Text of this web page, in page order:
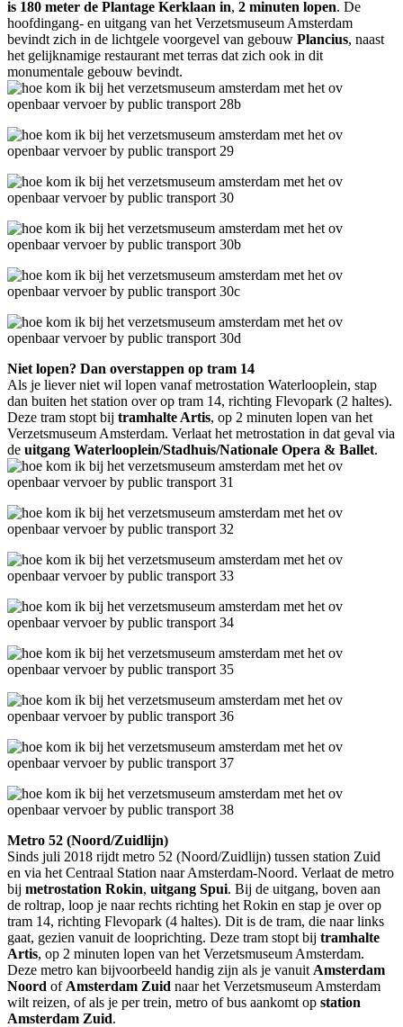
is 180 meter de Plantage Kerklaan in, 2 minuten lopen. De
hoofdingang- en uitgang van het Verzetsmuseum Amsterdam
bevindt zich in de lichtgele voorgevel van gebouw Plancius, naast
het gelijknamige restaurant met terras dat zich ook in dit
monumentale gebouw bevindt.
Niet lopen? Dan overstappen op tram 14
Als je liever niet wil lopen vanaf metrostation Waterlooplein, stap
dan buiten het station over op tram 14, richting Flevopark (2 haltes).
Deze tram stopt bij tramhalte Artis, op 2 minuten lopen van het
Verzetsmuseum Amsterdam. Verlaat het metrostation in dat geval via
de uitgang Waterlooplein/Stadhuis/Nationale Opera & Ballet.
Metro 52 (Noord/Zuidlijn)
Sinds juli 2018 rijdt metro 52 (Noord/Zuidlijn) tussen station Zuid
en via het Centraal Station naar Amsterdam-Noord. Verlaat de metro
bij metrostation Rokin, uitgang Spui. Bij de uitgang, boven aan
de roltrap, loop je naar rechts richting het Rokin en stap je over op
tram 14, richting Flevopark (4 haltes). Dit is de tram, die naar links
gaat, gezien vanuit de looprichting. Deze tram stopt bij tramhalte
Artis, op 2 minuten lopen van het Verzetsmuseum Amsterdam.
Deze metro kan bijvoorbeeld handig zijn als je vanuit Amsterdam
Noord of Amsterdam Zuid naar het Verzetsmuseum Amsterdam
wilt reizen, of als je per trein, metro of bus aankomt op station
Amsterdam Zuid.